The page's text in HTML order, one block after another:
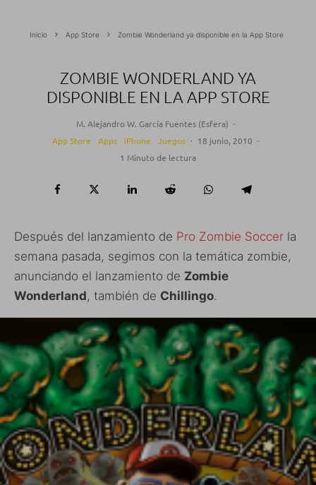
Inicio App Store Zombie Wonderland ya disponible en la App Store
ZOMBIE WONDERLAND YA
DISPONIBLE EN LA APP STORE
M. Alejandro W. García Fuentes (Esfera) ·
App Store
Apps iPhone Juegos · 18 junio, 2010 ·
1 Minuto de lectura
Después del lanzamiento de Pro Zombie Soccer la
semana pasada, segimos con la temática zombie,
anunciando el lanzamiento de Zombie
Wonderland, también de Chillingo.